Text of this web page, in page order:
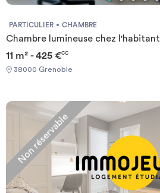
PARTICULIER CHAMBRE
Chambre lumineuse chez l'habitant
11 m² - 425 €CC
38000 Grenoble
Non réservable